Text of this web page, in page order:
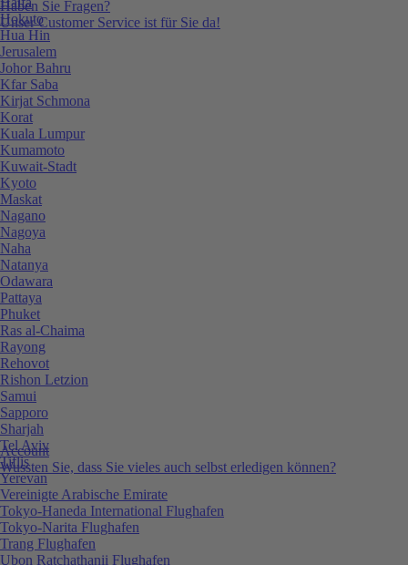
Haben Sie Fragen?
Unser Customer Service ist für Sie da!
Account
Wussten Sie, dass Sie vieles auch selbst erledigen können?
Hokuto
Hua Hin
Jerusalem
Johor Bahru
Kfar Saba
Kirjat Schmona
Korat
Kuala Lumpur
Kumamoto
Kuwait-Stadt
Kyoto
Maskat
Nagano
Nagoya
Naha
Natanya
Odawara
Pattaya
Phuket
Ras al-Chaima
Rayong
Rehovot
Rishon Letzion
Samui
Sapporo
Sharjah
Tel Aviv
Tiflis
Yerevan
Vereinigte Arabische Emirate
Tokyo-Haneda International Flughafen
Tokyo-Narita Flughafen
Trang Flughafen
Ubon Ratchathanii Flughafen